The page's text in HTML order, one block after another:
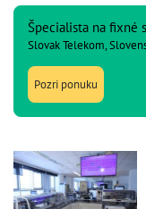
Špecialista na fixné
Slovak Telekom,
Pozri ponuku